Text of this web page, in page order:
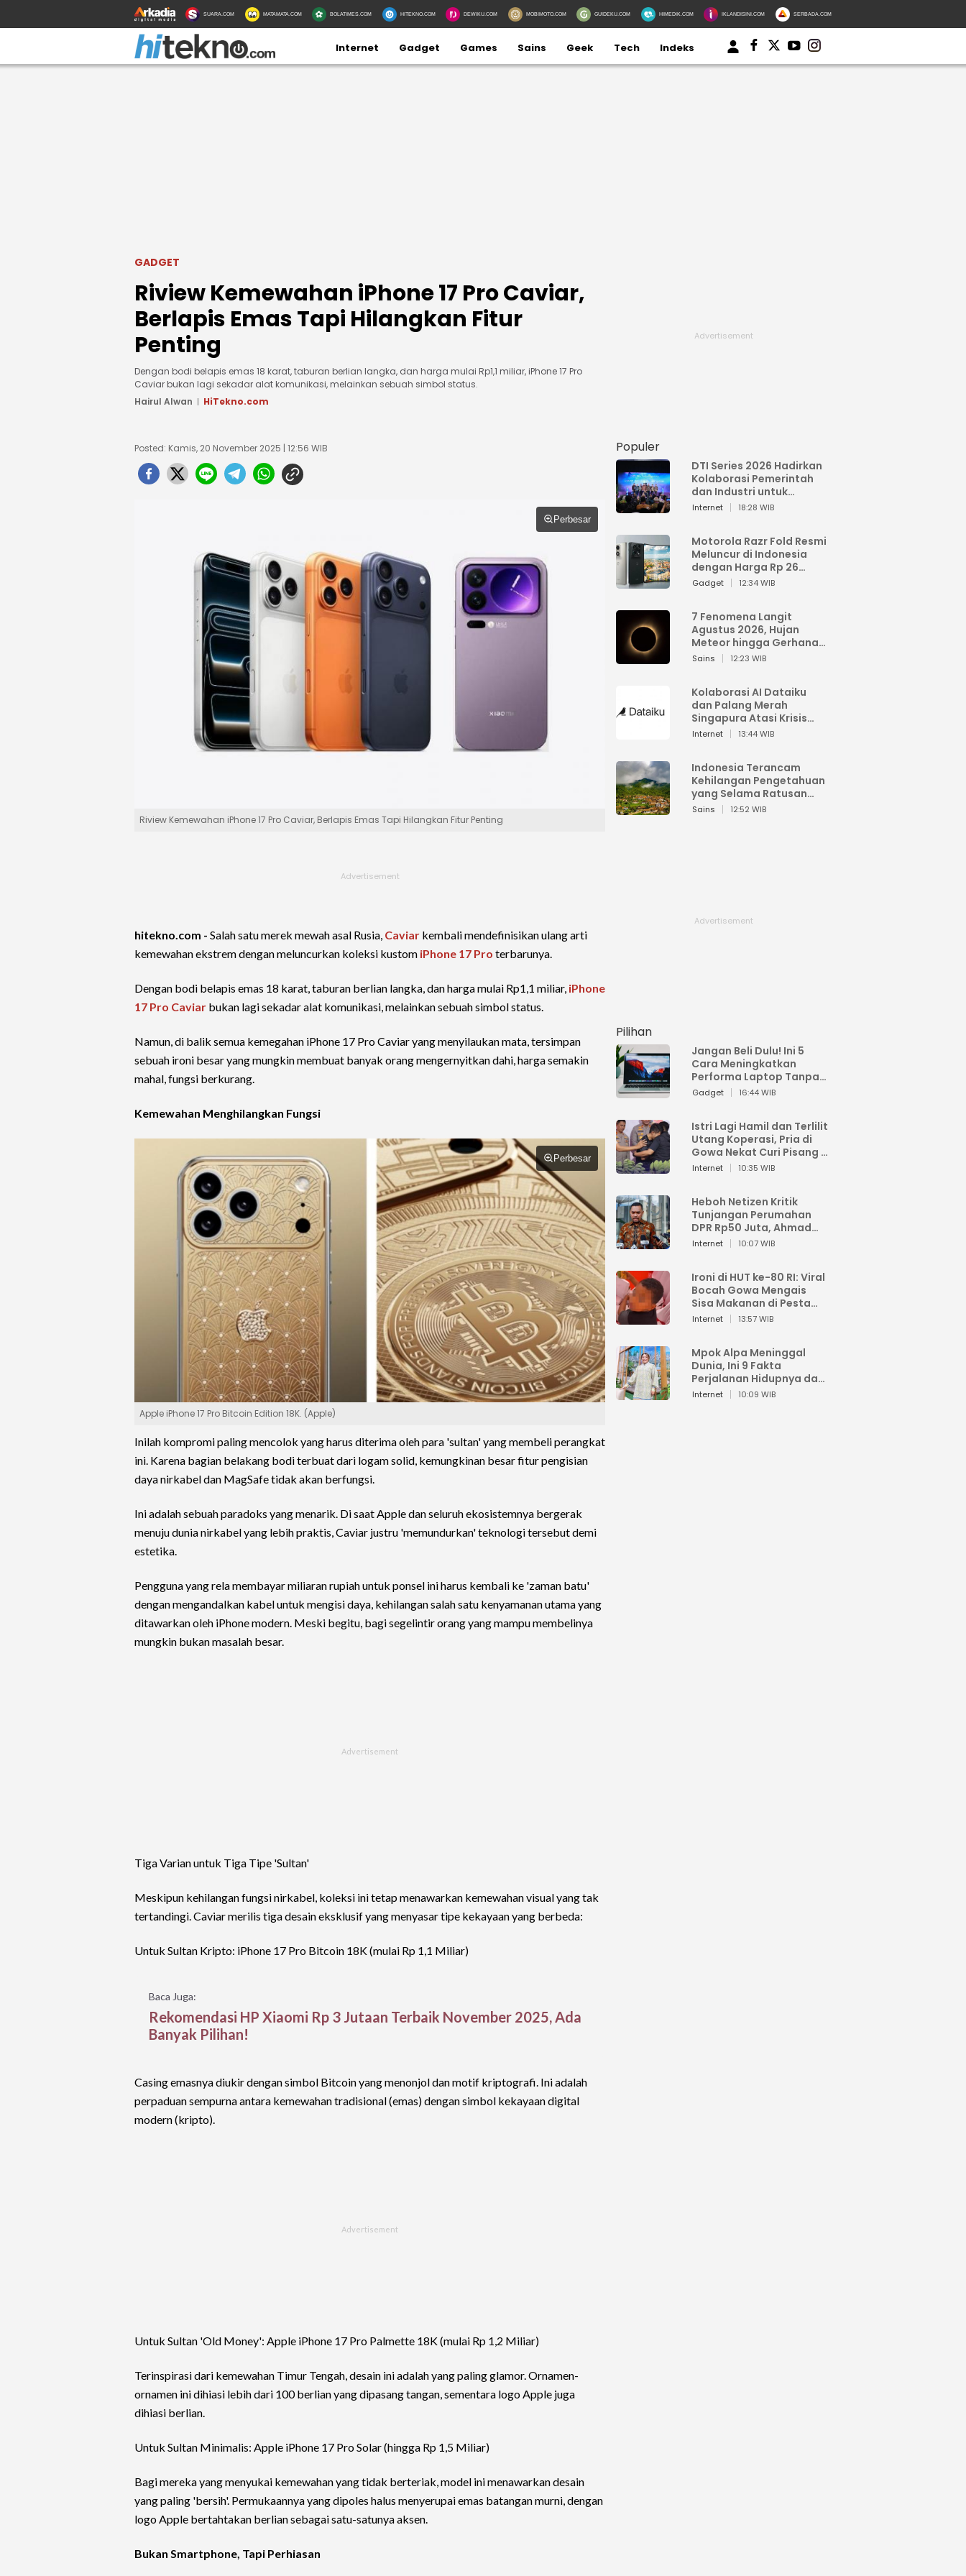
SUARA.COM MATAMATA.COM BOLATIMES.COM HITEKNO.COM DEWIKU.COM MOBIMOTO.COM GUIDEKU.COM HIMEDIK.COM IKLANDISINI.COM SERBADA.COM
Internet Gadget Games Sains Geek Tech Indeks
GADGET
Riview Kemewahan iPhone 17 Pro Caviar,
Berlapis Emas Tapi Hilangkan Fitur
Penting
Dengan bodi belapis emas 18 karat, taburan berlian langka, dan harga mulai Rp1,1 miliar, iPhone 17 Pro
Caviar bukan lagi sekadar alat komunikasi, melainkan sebuah simbol status.
Hairul Alwan
HiTekno.com
Posted: Kamis, 20 November 2025 | 12:56 WIB
Perbesar
Riview Kemewahan iPhone 17 Pro Caviar, Berlapis Emas Tapi Hilangkan Fitur Penting
hitekno.com - Salah satu merek mewah asal Rusia, Caviar kembali mendefinisikan ulang arti
kemewahan ekstrem dengan meluncurkan koleksi kustom iPhone 17 Pro terbarunya.
Dengan bodi belapis emas 18 karat, taburan berlian langka, dan harga mulai Rp1,1 miliar, iPhone
17 Pro Caviar bukan lagi sekadar alat komunikasi, melainkan sebuah simbol status.
Namun, di balik semua kemegahan iPhone 17 Pro Caviar yang menyilaukan mata, tersimpan
sebuah ironi besar yang mungkin membuat banyak orang mengernyitkan dahi, harga semakin
mahal, fungsi berkurang.
Kemewahan Menghilangkan Fungsi
Perbesar
Apple iPhone 17 Pro Bitcoin Edition 18K. (Apple)
Inilah kompromi paling mencolok yang harus diterima oleh para 'sultan' yang membeli perangkat
ini. Karena bagian belakang bodi terbuat dari logam solid, kemungkinan besar fitur pengisian
daya nirkabel dan MagSafe tidak akan berfungsi.
Ini adalah sebuah paradoks yang menarik. Di saat Apple dan seluruh ekosistemnya bergerak
menuju dunia nirkabel yang lebih praktis, Caviar justru 'memundurkan' teknologi tersebut demi
estetika.
Pengguna yang rela membayar miliaran rupiah untuk ponsel ini harus kembali ke 'zaman batu'
dengan mengandalkan kabel untuk mengisi daya, kehilangan salah satu kenyamanan utama yang
ditawarkan oleh iPhone modern. Meski begitu, bagi segelintir orang yang mampu membelinya
mungkin bukan masalah besar.
Tiga Varian untuk Tiga Tipe 'Sultan'
Meskipun kehilangan fungsi nirkabel, koleksi ini tetap menawarkan kemewahan visual yang tak
tertandingi. Caviar merilis tiga desain eksklusif yang menyasar tipe kekayaan yang berbeda:
Untuk Sultan Kripto: iPhone 17 Pro Bitcoin 18K (mulai Rp 1,1 Miliar)
Baca Juga:
Rekomendasi HP Xiaomi Rp 3 Jutaan Terbaik November 2025, Ada
Banyak Pilihan!
Casing emasnya diukir dengan simbol Bitcoin yang menonjol dan motif kriptografi. Ini adalah
perpaduan sempurna antara kemewahan tradisional (emas) dengan simbol kekayaan digital
modern (kripto).
Untuk Sultan 'Old Money': Apple iPhone 17 Pro Palmette 18K (mulai Rp 1,2 Miliar)
Terinspirasi dari kemewahan Timur Tengah, desain ini adalah yang paling glamor. Ornamen-
ornamen ini dihiasi lebih dari 100 berlian yang dipasang tangan, sementara logo Apple juga
dihiasi berlian.
Untuk Sultan Minimalis: Apple iPhone 17 Pro Solar (hingga Rp 1,5 Miliar)
Bagi mereka yang menyukai kemewahan yang tidak berteriak, model ini menawarkan desain
yang paling 'bersih'. Permukaannya yang dipoles halus menyerupai emas batangan murni, dengan
logo Apple bertahtakan berlian sebagai satu-satunya aksen.
Bukan Smartphone, Tapi Perhiasan
Populer
DTI Series 2026 Hadirkan
Kolaborasi Pemerintah
dan Industri untuk
Percepatan
Internet 18:28 WIB
Motorola Razr Fold Resmi
Meluncur di Indonesia
dengan Harga Rp 26
Jutaan
Gadget 12:34 WIB
7 Fenomena Langit
Agustus 2026, Hujan
Meteor hingga Gerhana
Matahari
Sains 12:23 WIB
Kolaborasi AI Dataiku
dan Palang Merah
Singapura Atasi Krisis
Bencana
Internet 13:44 WIB
Indonesia Terancam
Kehilangan Pengetahuan
yang Selama Ratusan
Tahun Menjaga Alam
Sains 12:52 WIB
Pilihan
Jangan Beli Dulu! Ini 5
Cara Meningkatkan
Performa Laptop Tanpa
Harus Beli Baru
Gadget 16:44 WIB
Istri Lagi Hamil dan Terlilit
Utang Koperasi, Pria di
Gowa Nekat Curi Pisang 4
Tandan Milik Tetangga,
Internet 10:35 WIB
Heboh Netizen Kritik
Tunjangan Perumahan
DPR Rp50 Juta, Ahmad
Sahroni: Enggak Senang
Internet 10:07 WIB
Ironi di HUT ke-80 RI: Viral
Bocah Gowa Mengais
Sisa Makanan di Pesta
Kemerdekaan
Internet 13:57 WIB
Mpok Alpa Meninggal
Dunia, Ini 9 Fakta
Perjalanan Hidupnya dari
Viral hingga Puncak
Internet 10:09 WIB